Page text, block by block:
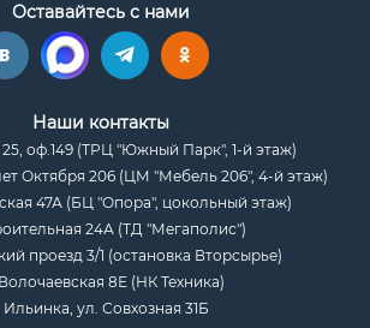
Оставайтесь с нами
Наши контакты
оф.149 (ТРЦ "Южный Парк", 1-й этаж)
Октября 206 (ЦМ "Мебель 206", 4-й этаж)
47А (БЦ "Опора", цокольный этаж)
24А (ТД "Мегаполис")
проезд 3/1 (остановка Вторсырье)
8Е (НК Техника)
Ильинка, ул. Совхозная 31Б